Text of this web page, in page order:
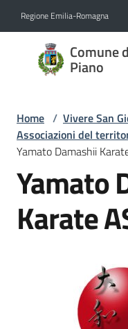
Regione Emilia-Romagna
Comune
Piano
Comune
di San
di Piano
Amministrazione
Novità
Home / Vivere San
Associazioni del
Yamato Damashii
Yamato
Karate